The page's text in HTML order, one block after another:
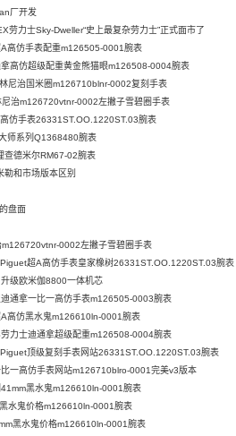
厂开发
劳力士Sky-Dweller“史上最复杂劳力士”正式面市了
高仿手表配重m126505-0001腕表
高仿超级配重黄金熊猫眼m126508-0004腕表
尼治国米圈m126710blnr-0002复刻手表
治m126720vtnr-0002左撇子雪碧圈手表
仿手表26331ST.OO.1220ST.03腕表
师系列Q1368480腕表
查德米尔RM67-02腕表
勒和市场版本区别
盘面
0002左撇子雪碧圈手表
超A高仿手表皇家橡树26331ST.OO.1220ST.03腕表
级欧米伽8800一体机芯
通拿一比一高仿手表m126505-0003腕表
高仿黑水鬼m126610ln-0001腕表
力士迪通拿超级配重m126508-0004腕表
顶级复刻手表网站26331ST.OO.1220ST.03腕表
一高仿手表网站m126710blro-0001完美v3版本
黑水鬼m126610ln-0001腕表
水鬼价格m126610ln-0001腕表
黑水鬼价格m126610ln-0001腕表